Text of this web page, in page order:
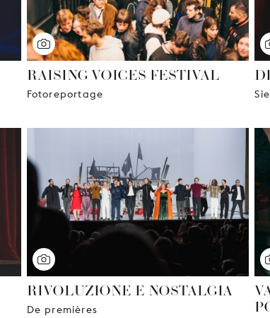
RAISING VOICES FESTIVAL
Fotoreportage
RIVOLUZIONE E NOSTALGIA
De premières